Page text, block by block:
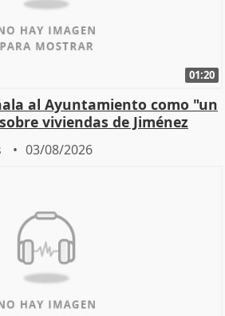
01:20
al Ayuntamiento como "un
viviendas de Jiménez
03/08/2026